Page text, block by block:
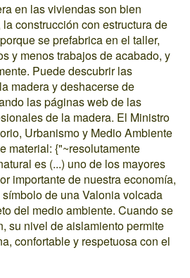
en las viviendas son bien
construcción con estructura de
se prefabrica en el taller,
y menos trabajos de acabado, y
Puede descubrir las
madera y deshacerse de
las páginas web de las
de la madera. El Ministro
Urbanismo y Medio Ambiente
material: {"~resolutamente
es (...) uno de los mayores
importante de nuestra economía,
de una Valonia volcada
del medio ambiente. Cuando se
su nivel de aislamiento permite
confortable y respetuosa con el